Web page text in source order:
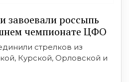
завоевали россыпь
чемпионате ЦФО
стрелков из
Курской, Орловской и